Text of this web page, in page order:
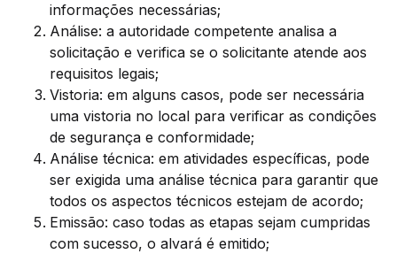
informações necessárias;
Análise: a autoridade competente analisa a
solicitação e verifica se o solicitante atende aos
requisitos legais;
Vistoria: em alguns casos, pode ser necessária
uma vistoria no local para verificar as condições
de segurança e conformidade;
Análise técnica: em atividades específicas, pode
ser exigida uma análise técnica para garantir que
todos os aspectos técnicos estejam de acordo;
Emissão: caso todas as etapas sejam cumpridas
com sucesso, o alvará é emitido;